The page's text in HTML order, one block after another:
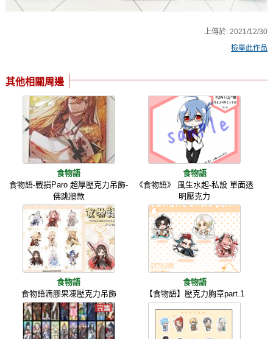
上傳於: 2021/12/30
檢舉此作品
其他相關周邊
食物語
食物語-戰損Paro 超厚壓克力吊飾-
佛跳牆款
食物語
《食物語》 風生水起-私設 單面透
明壓克力
食物語
食物語滴膠果凍壓克力吊飾
食物語
【食物語】壓克力胸章part.1